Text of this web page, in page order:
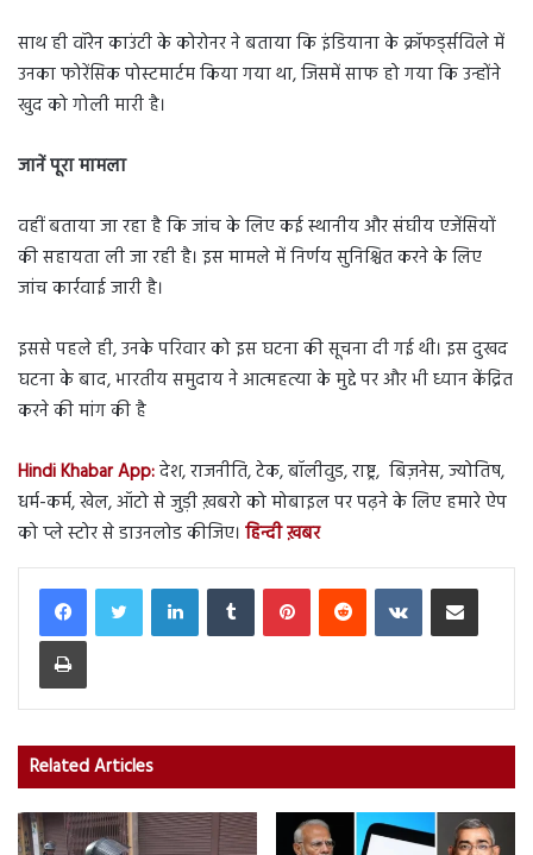
साथ ही वॉरेन काउंटी के कोरोनर ने बताया कि इंडियाना के क्रॉफर्ड्सविले में
उनका फोरेंसिक पोस्टमार्टम किया गया था, जिसमें साफ हो गया कि उन्होंने
खुद को गोली मारी है।
जानें पूरा मामला
वहीं बताया जा रहा है कि जांच के लिए कई स्थानीय और संघीय एजेंसियों
की सहायता ली जा रही है। इस मामले में निर्णय सुनिश्चित करने के लिए
जांच कार्रवाई जारी है।
इससे पहले ही, उनके परिवार को इस घटना की सूचना दी गई थी। इस दुखद
घटना के बाद, भारतीय समुदाय ने आत्महत्या के मुद्दे पर और भी ध्यान केंद्रित
करने की मांग की है
Hindi Khabar App:देश, राजनीति, टेक, बॉलीवुड, राष्ट्र, बिज़नेस, ज्योतिष,
धर्म-कर्म, खेल, ऑटो से जुड़ी ख़बरो को मोबाइल पर पढ़ने के लिए हमारे ऐप
को प्ले स्टोर से डाउनलोड कीजिए। हिन्दी ख़बर
LinkedInTumblr PinterestReddit VKontakteShare via Email
Print
Related Articles